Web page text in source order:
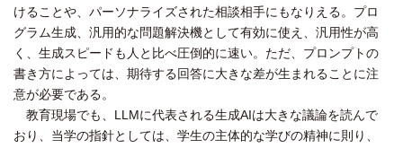
けることや、パーソナライズされた相談相手にもなりえる。プロ
グラム生成、汎用的な問題解決機として有効に使え、汎用性が高
く、生成スピードも人と比べ圧倒的に速い。ただ、プロンプトの
書き方によっては、期待する回答に大きな差が生まれることに注
意が必要である。
教育現場でも、LLMに代表される生成AIは大きな議論を読んで
おり、当学の指針としては、学生の主体的な学びの精神に則り、